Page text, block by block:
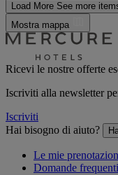
Load More See more
Mostra mappa
Ricevi le nostre offerte
Iscriviti alla newsletter
Iscriviti
Hai bisogno di aiuto?
Le mie
Domande frequenti